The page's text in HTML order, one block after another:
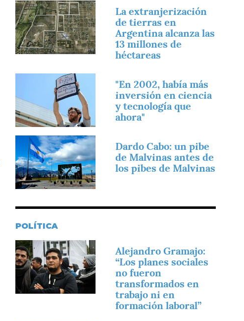
Imagen
La extranjerización
de tierras en
Argentina alcanza las
13 millones de
héctareas
"En 2002, había más
inversión en ciencia
y tecnología que
ahora"
Imagen
Dardo Cabo: un pibe
de Malvinas antes de
los pibes de Malvinas
POLÍTICA
Imagen
Alejandro Gramajo:
“Los planes sociales
no fueron
transformados en
trabajo ni en
formación laboral”